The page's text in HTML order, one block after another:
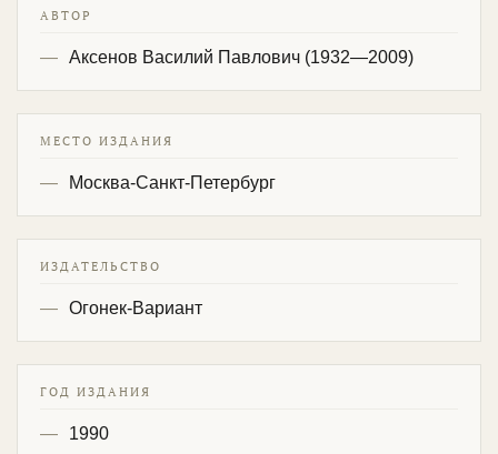
АВТОР
Аксенов Василий Павлович (1932—2009)
МЕСТО ИЗДАНИЯ
Москва-Санкт-Петербург
ИЗДАТЕЛЬСТВО
Огонек-Вариант
ГОД ИЗДАНИЯ
1990